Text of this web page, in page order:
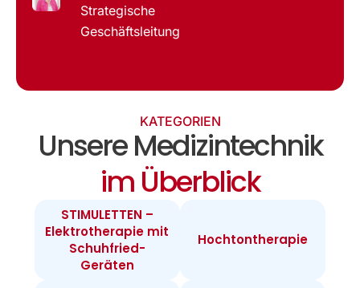
Strategische
Geschäftsleitung
KATEGORIEN
Unsere Medizintechnik
im Überblick
STIMULETTEN –
Elektrotherapie mit
Schuhfried-
Geräten
Hochtontherapie